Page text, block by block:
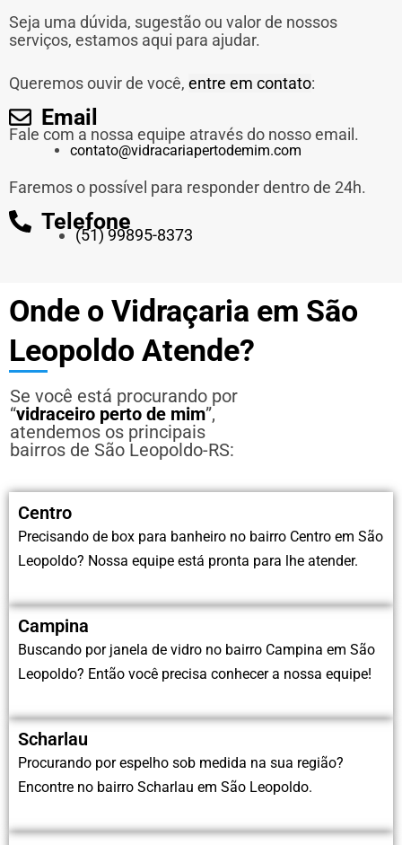
Seja uma dúvida, sugestão ou valor de nossos
serviços, estamos aqui para ajudar.
Queremos ouvir de você, entre em contato:
Email
Fale com a nossa equipe através do nosso email.
contato@vidracariapertodemim.com
Faremos o possível para responder dentro de 24h.
Telefone
(51) 99895-8373
Onde o Vidraçaria em São
Leopoldo Atende?
Se você está procurando por
“vidraceiro perto de mim”,
atendemos os principais
bairros de São Leopoldo-RS:
Centro
Precisando de box para banheiro no bairro Centro em São
Leopoldo? Nossa equipe está pronta para lhe atender.
Campina
Buscando por janela de vidro no bairro Campina em São
Leopoldo? Então você precisa conhecer a nossa equipe!
Scharlau
Procurando por espelho sob medida na sua região?
Encontre no bairro Scharlau em São Leopoldo.